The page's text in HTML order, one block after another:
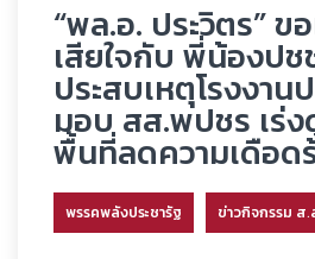
“พล.อ. ประวิตร” ข
เสียใจกับ พี่น้องปช
ประสบเหตุโรงงาน
มอบ สส.พปชร เร่ง
พื้นที่ลดความเดือด
พรรคพลังประชารัฐ ข่าวกิจกรรม ส